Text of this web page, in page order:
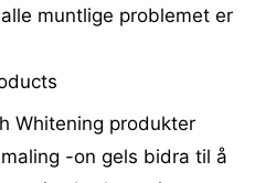
muntlige problemet er
Whitening produkter
-on gels bidra til å